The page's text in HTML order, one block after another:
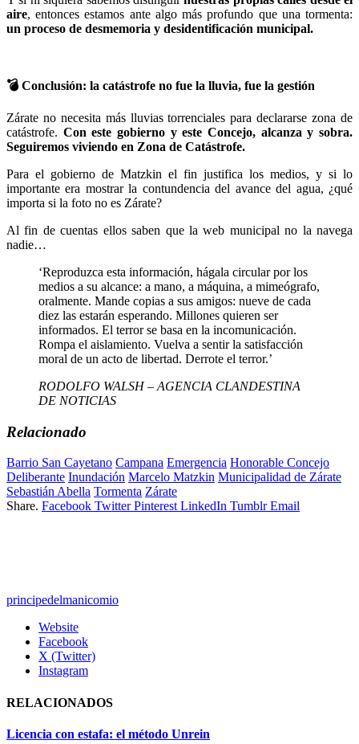
aire, entonces estamos ante algo más profundo que una tormenta:
un proceso de desmemoria y desidentificación municipal.
💣Conclusión: la catástrofe no fue la lluvia, fue la gestión
Zárate no necesita más lluvias torrenciales para declararse zona de
catástrofe. Con este gobierno y este Concejo, alcanza y sobra.
Seguiremos viviendo en Zona de Catástrofe.
Para el gobierno de Matzkin el fin justifica los medios, y si lo
importante era mostrar la contundencia del avance del agua, ¿qué
importa si la foto no es Zárate?
Al fin de cuentas ellos saben que la web municipal no la navega
nadie…
‘Reproduzca esta información, hágala circular por los
medios a su alcance: a mano, a máquina, a mimeógrafo,
oralmente. Mande copias a sus amigos: nueve de cada
diez las estarán esperando. Millones quieren ser
informados. El terror se basa en la incomunicación.
Rompa el aislamiento. Vuelva a sentir la satisfacción
moral de un acto de libertad. Derrote el terror.’
RODOLFO WALSH – AGENCIA CLANDESTINA
DE NOTICIAS
Relacionado
Barrio San Cayetano Campana Emergencia Honorable Concejo
Deliberante Inundación Marcelo Matzkin Municipalidad de Zárate
Sebastián Abella Tormenta Zárate
Share. Facebook Twitter Pinterest LinkedIn Tumblr Email
principedelmanicomio
Website
Facebook
X (Twitter)
Instagram
RELACIONADOS
Licencia con estafa: el método Unrein